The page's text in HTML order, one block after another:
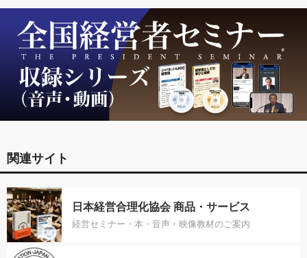
関連サイト
日本経営合理化協会 商品・サービス
経営セミナー・本・音声・映像教材のご案内